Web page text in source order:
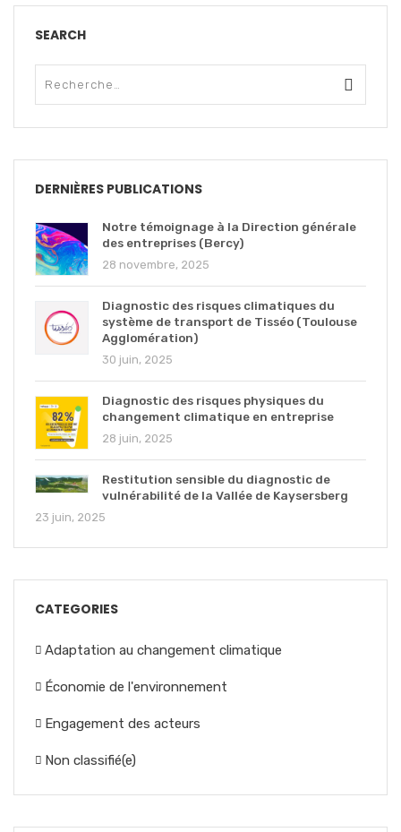
SEARCH
DERNIÈRES PUBLICATIONS
Notre témoignage à la Direction générale
des entreprises (Bercy)
28 novembre, 2025
Diagnostic des risques climatiques du
système de transport de Tisséo (Toulouse
Agglomération)
30 juin, 2025
Diagnostic des risques physiques du
changement climatique en entreprise
28 juin, 2025
Restitution sensible du diagnostic de
vulnérabilité de la Vallée de Kaysersberg
23 juin, 2025
CATEGORIES
Adaptation au changement climatique
Économie de l'environnement
Engagement des acteurs
Non classifié(e)